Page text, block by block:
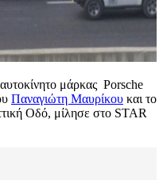
μάρκας Porsche
Παναγιώτη Μαυρίκου και το
Οδό, μίλησε στο STAR